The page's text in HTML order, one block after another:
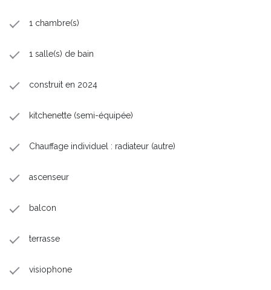
1 chambre(s)
1 salle(s) de bain
construit en 2024
kitchenette (semi-équipée)
Chauffage individuel : radiateur (autre)
ascenseur
balcon
terrasse
visiophone